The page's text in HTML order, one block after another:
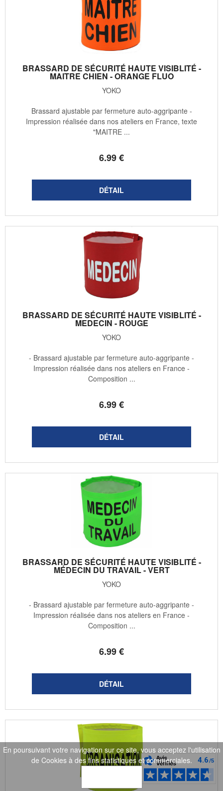
BRASSARD DE SÉCURITÉ HAUTE VISIBLITÉ -
MAITRE CHIEN - ORANGE FLUO
YOKO
6.99€
Brassard ajustable par fermeture auto-aggripante -
Impression réalisée dans nos ateliers en France, texte
"MAITRE ...
BRASSARD DE SÉCURITÉ HAUTE VISIBLITÉ -
MEDECIN - ROUGE
YOKO
6.99€
- Brassard ajustable par fermeture auto-aggripante -
Impression réalisée dans nos ateliers en France -
Composition ...
BRASSARD DE SÉCURITÉ HAUTE VISIBLITÉ -
MÉDECIN DU TRAVAIL - VERT
YOKO
6.99€
- Brassard ajustable par fermeture auto-aggripante -
Impression réalisée dans nos ateliers en France -
Composition ...
En poursuivant votre navigation sur ce site, vous acceptez l'utilisation
de Cookies à des fins statistiques et commerciales.